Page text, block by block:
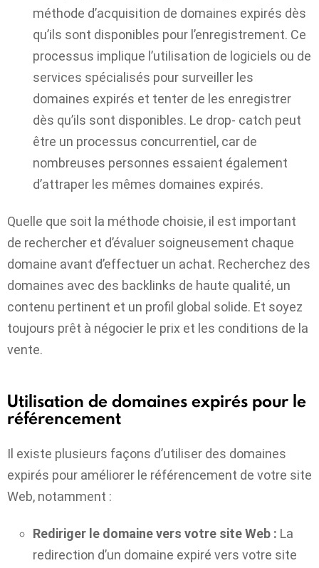
méthode d’acquisition de domaines expirés dès
qu’ils sont disponibles pour l’enregistrement. Ce
processus implique l’utilisation de logiciels ou de
services spécialisés pour surveiller les
domaines expirés et tenter de les enregistrer
dès qu’ils sont disponibles. Le drop- catch peut
être un processus concurrentiel, car de
nombreuses personnes essaient également
d’attraper les mêmes domaines expirés.
Quelle que soit la méthode choisie, il est important
de rechercher et d’évaluer soigneusement chaque
domaine avant d’effectuer un achat. Recherchez des
domaines avec des backlinks de haute qualité, un
contenu pertinent et un profil global solide. Et soyez
toujours prêt à négocier le prix et les conditions de la
vente.
Utilisation de domaines expirés pour le
référencement
Il existe plusieurs façons d’utiliser des domaines
expirés pour améliorer le référencement de votre site
Web, notamment :
Rediriger le domaine vers votre site Web : La
redirection d’un domaine expiré vers votre site